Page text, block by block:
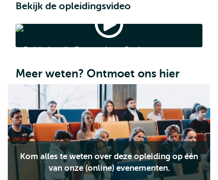
Bekijk de opleidingsvideo
Dubbelstudie
Economie
Dubbelstudie Economie en Recht
Meer weten? Ontmoet ons hier
Kom alles te weten over deze opleiding op één
van onze (online) evenementen.